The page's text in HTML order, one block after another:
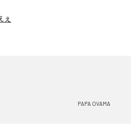
ぇ
PAPA OVAMA